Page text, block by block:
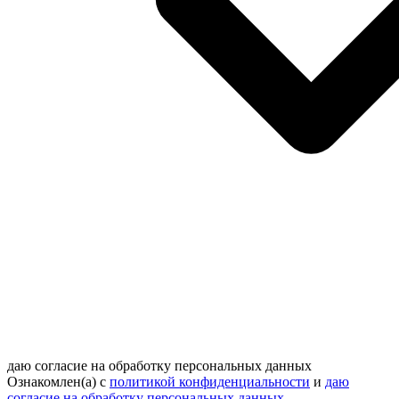
даю согласие на обработку персональных данных
Ознакомлен(а) с политикой конфиденциальности и даю